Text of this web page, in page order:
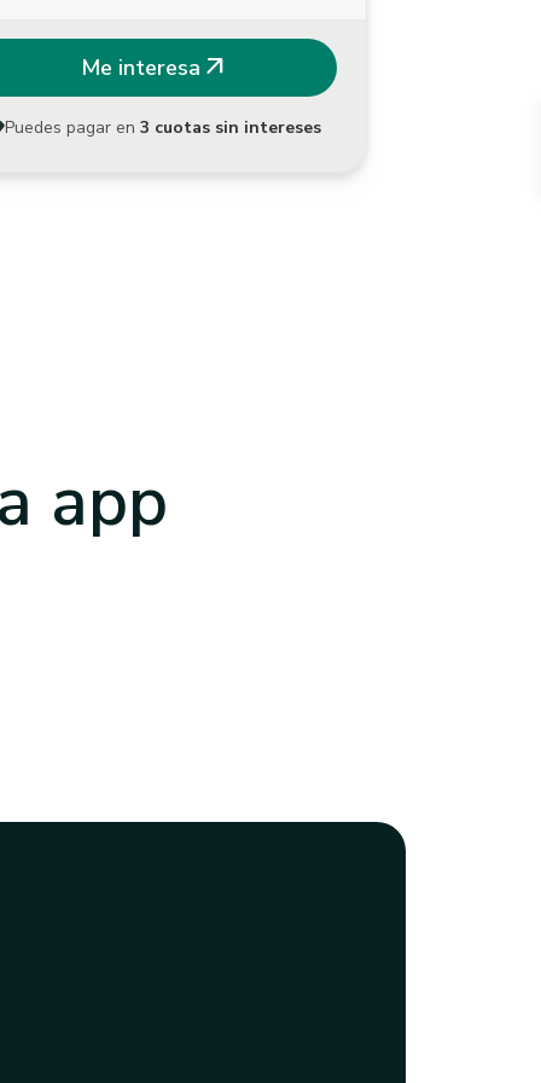
Me interesa arrow_outward
Puedes pagar en 3 cuotas sin intereses
app